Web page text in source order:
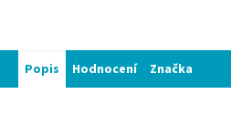
Popis Hodnocení Značka